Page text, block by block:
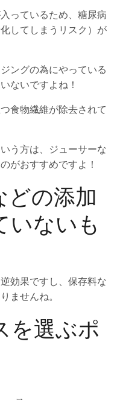
っているため、糖尿病
してしまうリスク）が
ングの為にやっている
ないですよね！
食物繊維が除去されて
う方は、ジューサーな
がおすすめですよ！
どの添加
いないも
効果ですし、保存料な
ませんね。
を選ぶポ